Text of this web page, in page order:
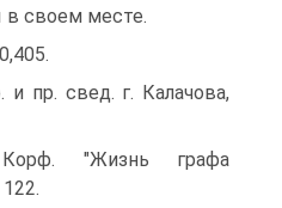
в своем месте.
пр. свед. г. Калачова,
"Жизнь графа